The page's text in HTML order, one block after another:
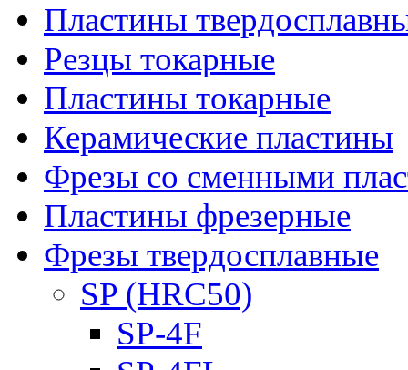
Пластины
Резцы токарные
Пластины токарные
Керамические пластины
Фрезы со сменными
Пластины фрезерные
Фрезы твердосплавные
SP (HRC50)
SP-4F